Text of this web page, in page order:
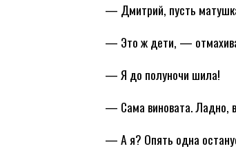
— Дмитрий, пусть
— Это ж дети, —
— Я до полуночи шила!
— Сама виновата. Ладно,
— А я? Опять одна